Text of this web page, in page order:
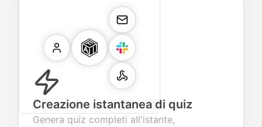
Creazione istantanea di quiz
Genera quiz completi all'istante,